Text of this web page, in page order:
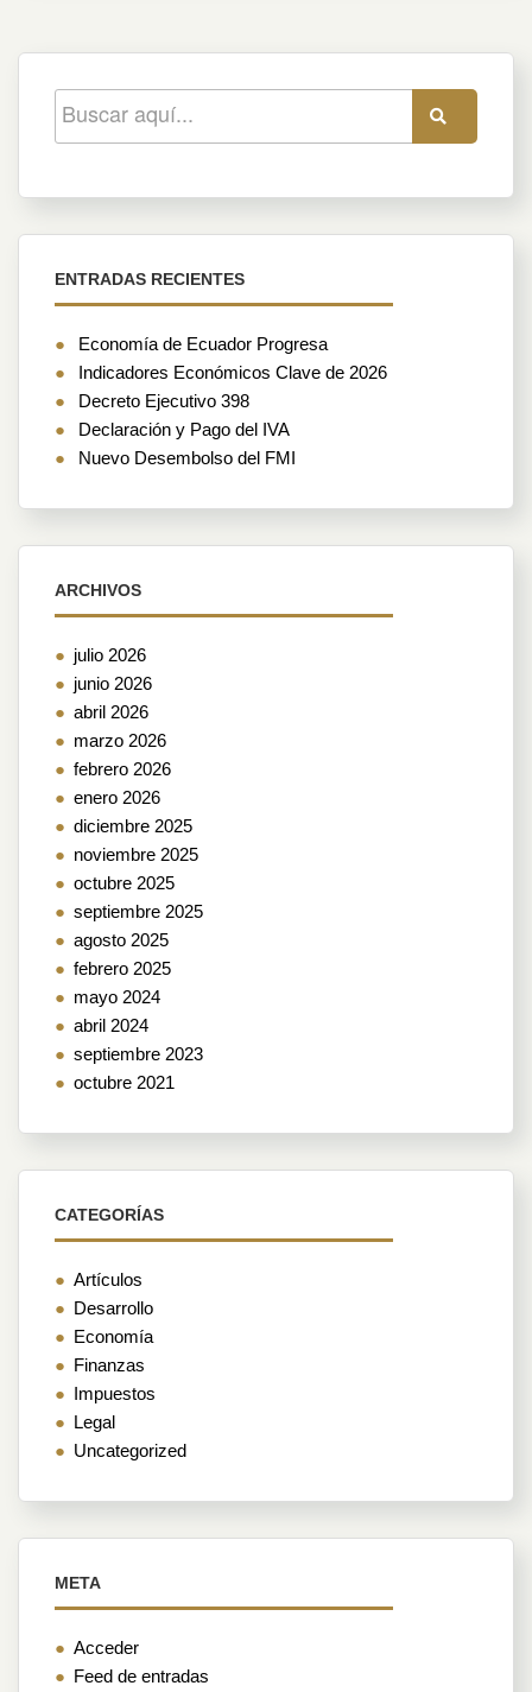
ENTRADAS RECIENTES
Economía de Ecuador Progresa
Indicadores Económicos Clave de 2026
Decreto Ejecutivo 398
Declaración y Pago del IVA
Nuevo Desembolso del FMI
ARCHIVOS
julio 2026
junio 2026
abril 2026
marzo 2026
febrero 2026
enero 2026
diciembre 2025
noviembre 2025
octubre 2025
septiembre 2025
agosto 2025
febrero 2025
mayo 2024
abril 2024
septiembre 2023
octubre 2021
CATEGORÍAS
Artículos
Desarrollo
Economía
Finanzas
Impuestos
Legal
Uncategorized
META
Acceder
Feed de entradas